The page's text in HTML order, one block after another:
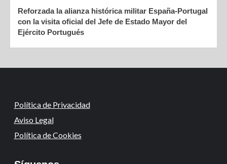
Reforzada la alianza histórica militar España-Portugal
con la visita oficial del Jefe de Estado Mayor del
Ejército Portugués
Política de Privacidad
Aviso Legal
Política de Cookies